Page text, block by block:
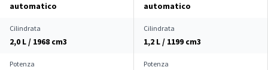
automatico automatico
Cilindrata
2,0 L / 1968 cm3
Cilindrata
1,2 L / 1199 cm3
Potenza Potenza